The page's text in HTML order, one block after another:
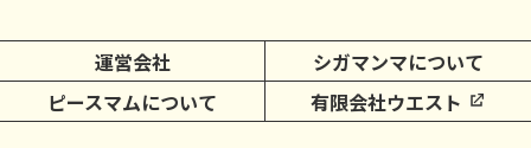
運営会社
シガマンマについて
ピースマムについて
有限会社ウエスト